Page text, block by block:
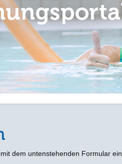
dem untenstehenden Formular ein.